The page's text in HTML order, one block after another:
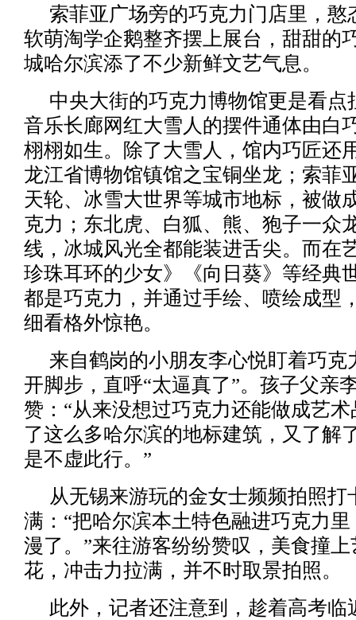
索菲亚广场旁的巧克力门店里，憨
软萌淘学企鹅整齐摆上展台，甜甜的
城哈尔滨添了不少新鲜文艺气息。
中央大街的巧克力博物馆更是看点
音乐长廊网红大雪人的摆件通体由白
栩栩如生。除了大雪人，馆内巧匠还
龙江省博物馆镇馆之宝铜坐龙；索菲
天轮、冰雪大世界等城市地标，被做
克力；东北虎、白狐、熊、狍子一众
线，冰城风光全都能装进舌尖。而在
珍珠耳环的少女》《向日葵》等经典
都是巧克力，并通过手绘、喷绘成型
细看格外惊艳。
来自鹤岗的小朋友李心悦盯着巧克
开脚步，直呼“太逼真了”。孩子父亲
赞：“从来没想过巧克力还能做成艺
了这么多哈尔滨的地标建筑，又了解
是不虚此行。”
从无锡来游玩的金女士频频拍照打
满：“把哈尔滨本土特色融进巧克力
漫了。”来往游客纷纷赞叹，美食撞
花，冲击力拉满，并不时取景拍照。
此外，记者还注意到，趁着高考临